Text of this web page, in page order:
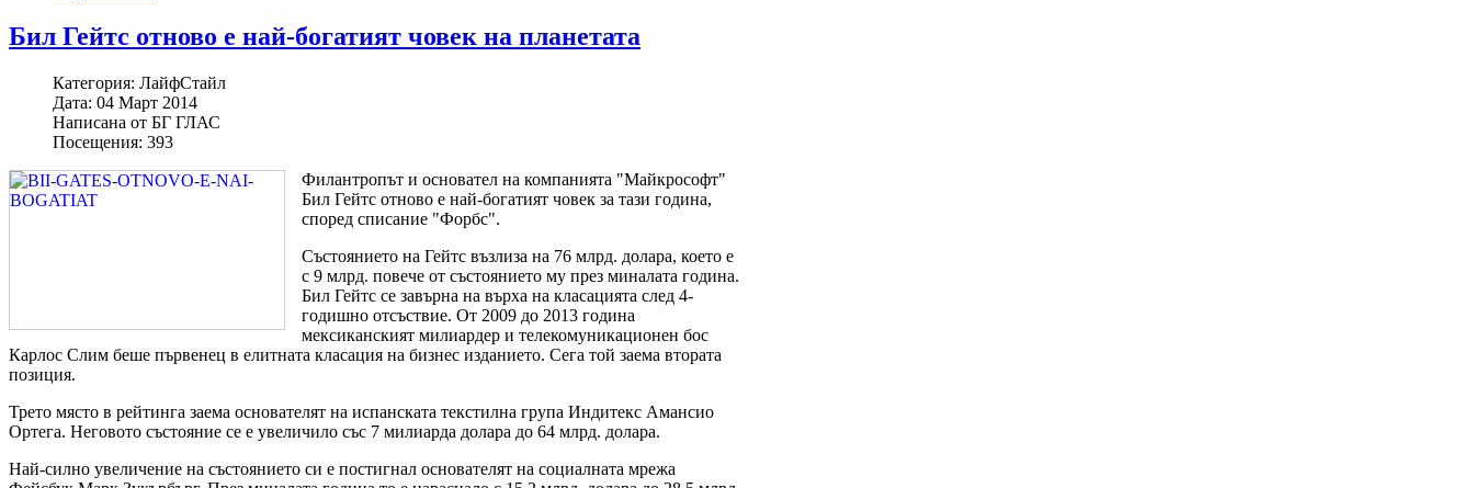
Бил Гейтс отново е най-богатият човек на планетата
Категория: ЛайфСтайл
Дата: 04 Март 2014
Написана от БГ ГЛАС
Посещения: 393
Филантропът и основател на компанията "Майкрософт"
Бил Гейтс отново е най-богатият човек за тази година,
според списание "Форбс".
Състоянието на Гейтс възлиза на 76 млрд. долара, което е
с 9 млрд. повече от състоянието му през миналата година.
Бил Гейтс се завърна на върха на класацията след 4-
годишно отсъствие. От 2009 до 2013 година
мексиканският милиардер и телекомуникационен бос
Карлос Слим беше първенец в елитната класация на бизнес изданието. Сега той заема втората
позиция.
Трето място в рейтинга заема основателят на испанската текстилна група Индитекс Амансио
Ортега. Неговото състояние се е увеличило със 7 милиарда долара до 64 млрд. долара.
Най-силно увеличение на състоянието си е постигнал основателят на социалната мрежа